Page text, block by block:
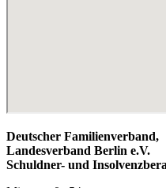
Deutscher Familienverband,
Landesverband Berlin e.V.
Schuldner- und